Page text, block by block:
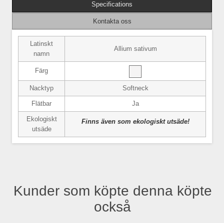
Specifications
Kontakta oss
Latinskt
namn
Allium sativum
Färg
Nacktyp Softneck
Flätbar Ja
Ekologiskt
utsäde
Finns även som ekologiskt utsäde!
Kunder som köpte denna köpte
också